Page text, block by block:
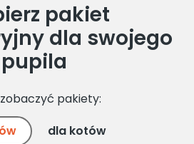
pakiet
dla swojego
pupila
pakiety:
dla kotów